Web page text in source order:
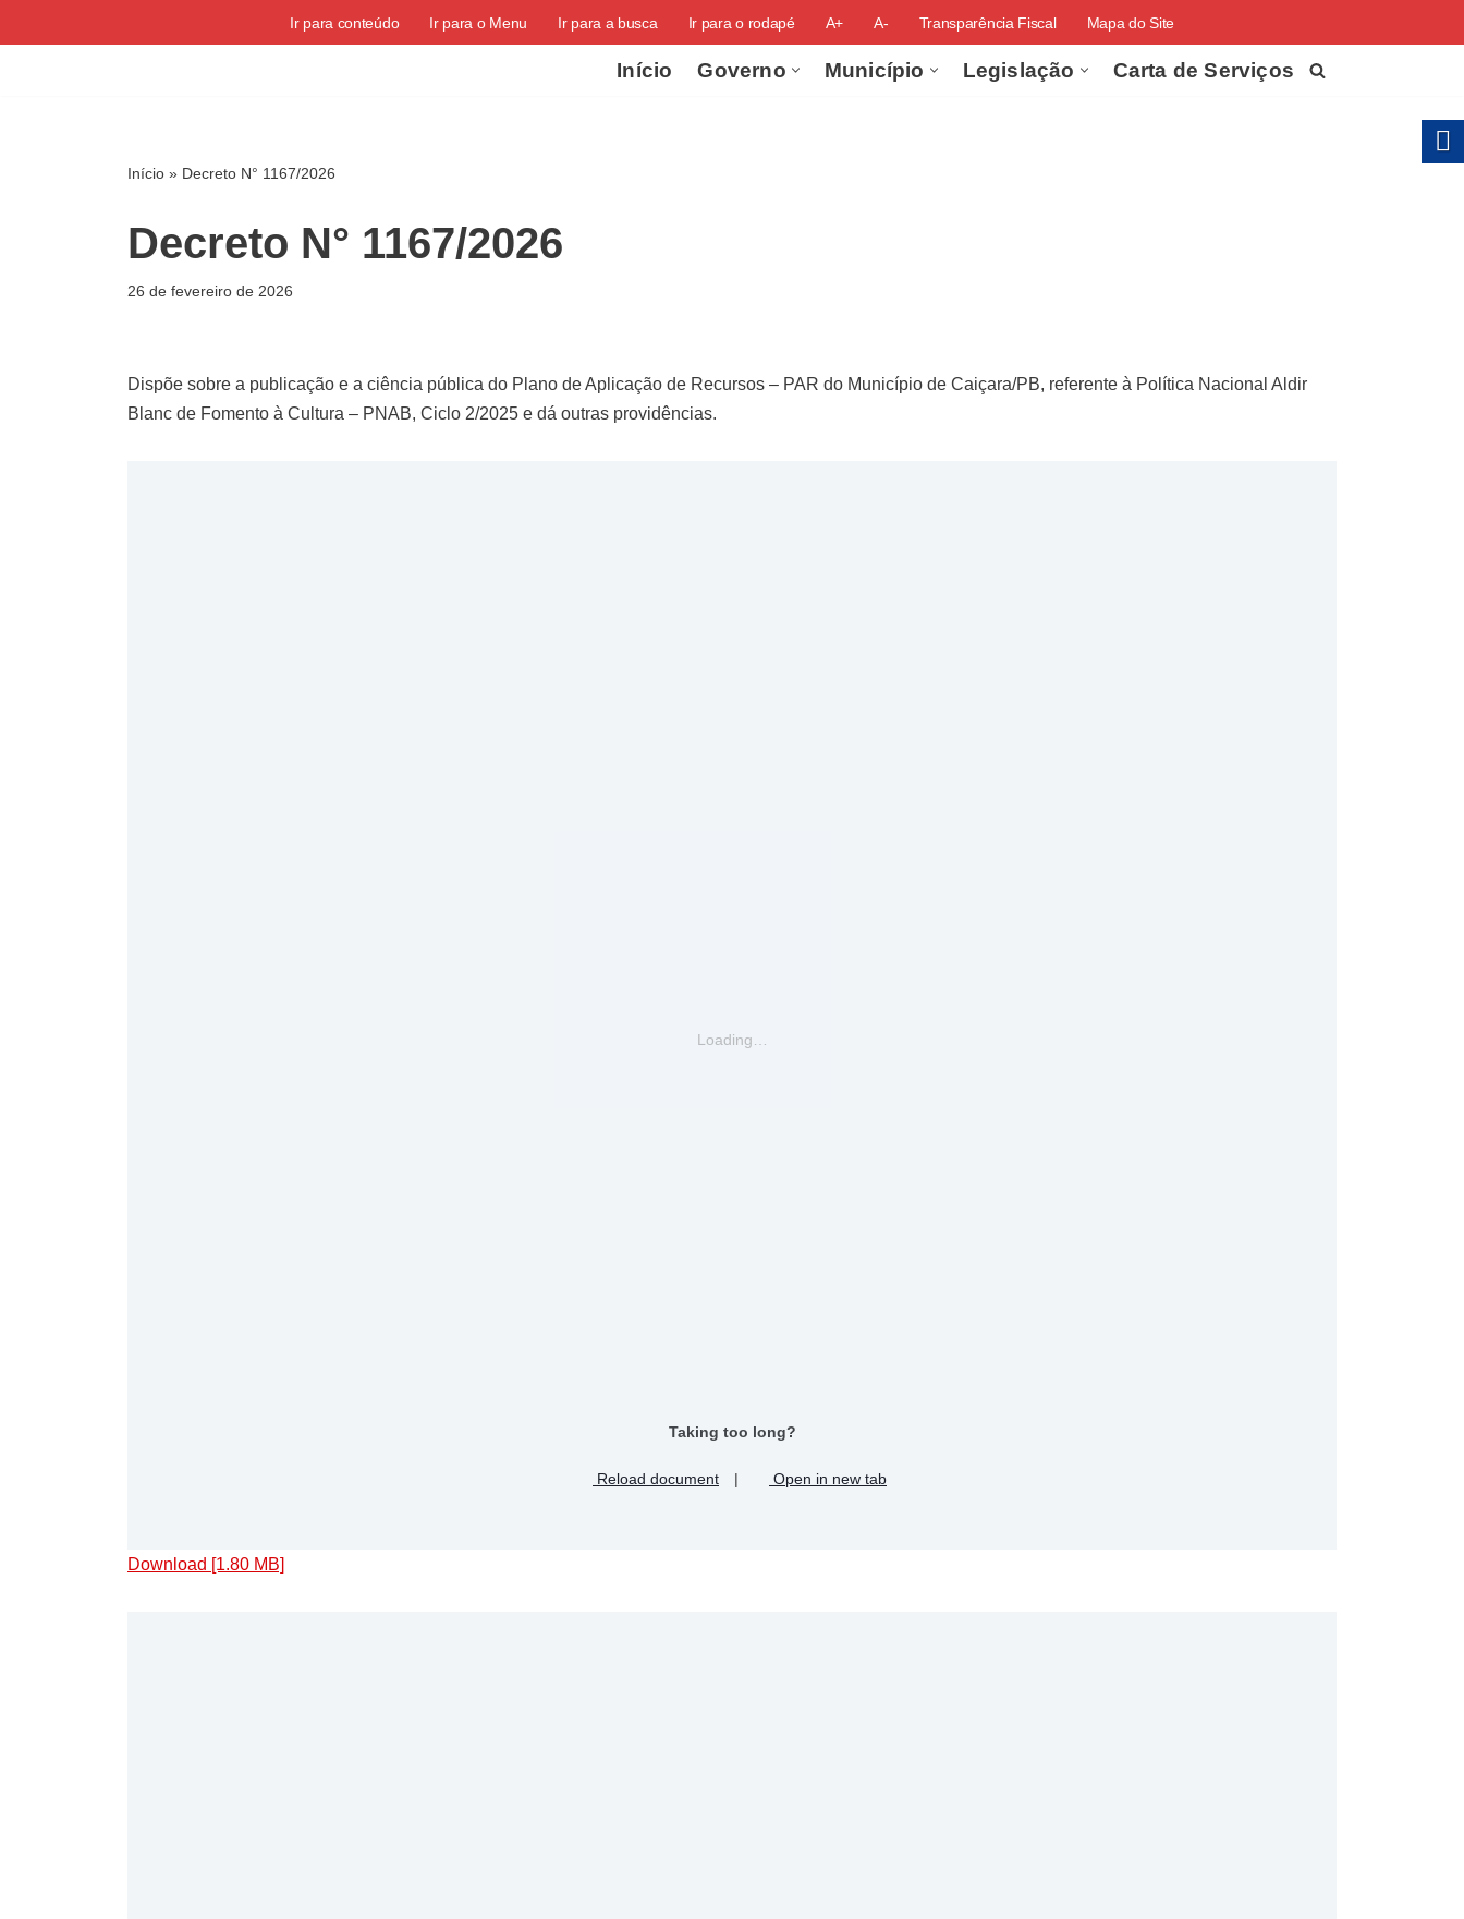
Ir para conteúdo Ir para o Menu Ir para a busca Ir para o rodapé A+ A- Transparência Fiscal Mapa do Site
Início Governo Município Legislação Carta de Serviços
Início » Decreto N° 1167/2026
Decreto N° 1167/2026
26 de fevereiro de 2026
Dispõe sobre a publicação e a ciência pública do Plano de Aplicação de Recursos – PAR do Município de Caiçara/PB, referente à Política Nacional Aldir
Blanc de Fomento à Cultura – PNAB, Ciclo 2/2025 e dá outras providências.
Loading…
Taking too long?
Reload document | Open in new tab
Download [1.80 MB]